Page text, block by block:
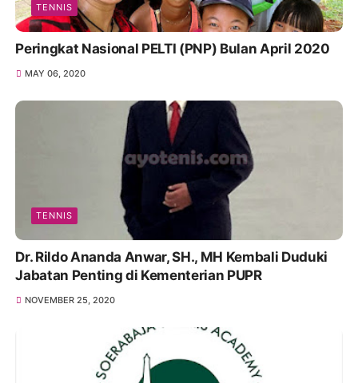
TENNIS
Peringkat Nasional PELTI (PNP) Bulan April 2020
MAY 06, 2020
TENNIS
Dr. Rildo Ananda Anwar, SH., MH Kembali Duduki
Jabatan Penting di Kementerian PUPR
NOVEMBER 25, 2020